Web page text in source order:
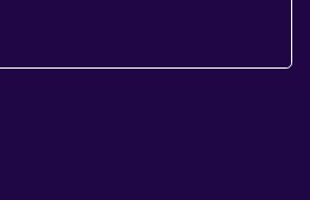
से भरा है...